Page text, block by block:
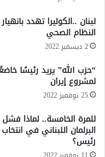
ا
ل
س
ن
د
ا
ن
ت
ك
أ
س
ا
ل
ع
ا
ل
م
(
ف
ي
لبنان ..الكوليرا تهدد بانهيار
النظام الصحي
2 ديسمبر 2022
“حزب الله” يريد رئيسًا
لمشروع إيران
25 نوفمبر 2022
للمرة الخامسة.. لماذا فشل
البرلمان اللبناني في انتخاب
رئيس؟